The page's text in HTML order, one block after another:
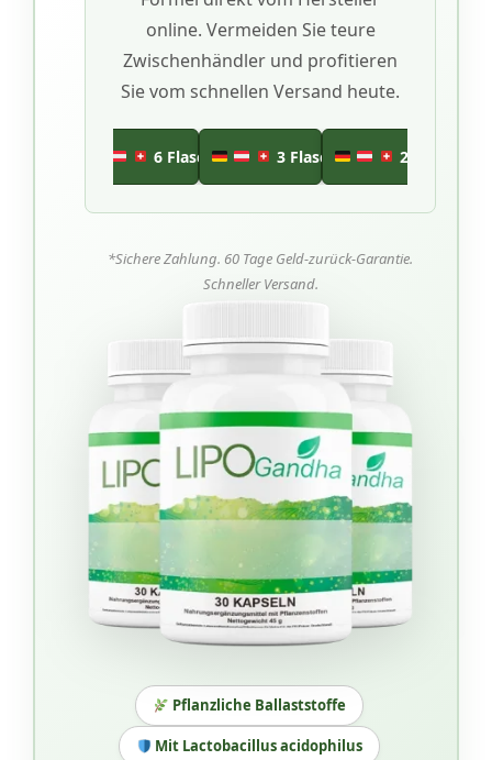
online. Vermeiden Sie teure
Zwischenhändler und profitieren
Sie vom schnellen Versand heute.
6 Flaschen 3 Flaschen 2 Flaschen
*Sichere Zahlung. 60 Tage Geld-zurück-Garantie.
Schneller Versand.
Pflanzliche Ballaststoffe
Mit Lactobacillus acidophilus